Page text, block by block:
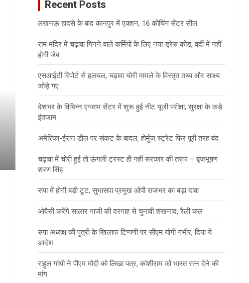
Recent Posts
लखनऊ हादसे के बाद कानपुर में एक्शन, 16 कोचिंग सेंटर सील
राम मंदिर में चढ़ावा गिनने वाले कर्मियों के लिए नया ड्रेस कोड, वर्दी में नहीं
होगी जेब
एसआईटी रिपोर्ट से हलचल, चढ़ावा चोरी मामले के विस्तृत तथ्य और साक्ष्य
जोड़े गए
देशभर के विभिन्न एग्जाम सेंटर में शुरू हुई नीट यूजी परीक्षा, सुरक्षा के कड़े
इंतजाम
अमेरिका-ईरान डील पर संकट के बादल, होर्मुज स्ट्रेट फिर पूरी तरह बंद
चढ़ावा में चोरी हुई तो ऊंगली ट्रस्ट ही नहीं सरकार की तरफ – बृजभूषण
शरण सिंह
सपा में होगी बड़ी टूट, सुभासपा प्रमुख ओपी राजभर का बड़ा दावा
ओवैसी करेंगे सालार गाजी की दरगाह से चुनावी शंखनाद, रैली कल
सपा अध्यक्ष की पुत्री के खिलाफ टिप्पणी पर सीएम योगी गंभीर, दिया ये
आदेश
राहुल गांधी ने पीएम मोदी को लिखा पत्र, कांशीराम को भारत रत्न देने की
मांग